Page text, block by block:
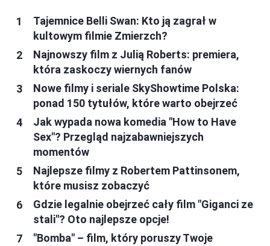
Tajemnice Belli Swan: Kto ją zagrał w
kultowym filmie Zmierzch?
Najnowszy film z Julią Roberts: premiera,
która zaskoczy wiernych fanów
Nowe filmy i seriale SkyShowtime Polska:
ponad 150 tytułów, które warto obejrzeć
Jak wypada nowa komedia "How to Have
Sex"? Przegląd najzabawniejszych
momentów
Najlepsze filmy z Robertem Pattinsonem,
które musisz zobaczyć
Gdzie legalnie obejrzeć cały film "Giganci ze
stali"? Oto najlepsze opcje!
"Bomba" – film, który poruszy Twoje